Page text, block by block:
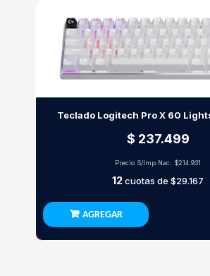
Teclado Logitech Pro X 60
$ 237.499
Precio S/Imp.Nac. $214.931
12cuotas de $29.167
AGREGAR